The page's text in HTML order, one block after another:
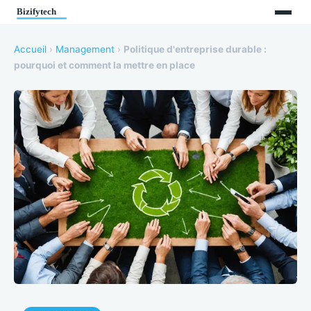
Accueil › Management › Politique d'entreprise durable :
pourquoi et comment la mettre en place